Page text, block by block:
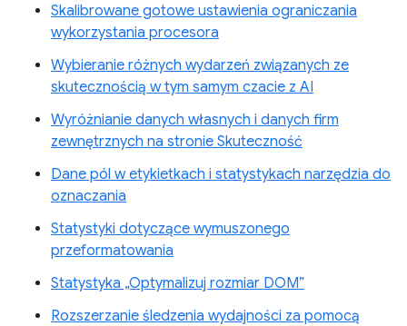
Skalibrowane gotowe ustawienia ograniczania
wykorzystania procesora
Wybieranie różnych wydarzeń związanych ze
skutecznością w tym samym czacie z AI
Wyróżnianie danych własnych i danych firm
zewnętrznych na stronie Skuteczność
Dane pól w etykietkach i statystykach narzędzia do
oznaczania
Statystyki dotyczące wymuszonego
przeformatowania
Statystyka „Optymalizuj rozmiar DOM”
Rozszerzanie śledzenia wydajności za pomocą